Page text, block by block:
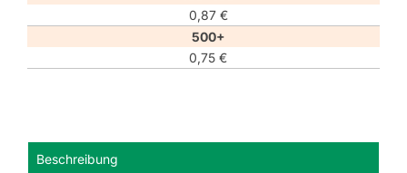
0,87 €
500+
0,75 €
Beschreibung